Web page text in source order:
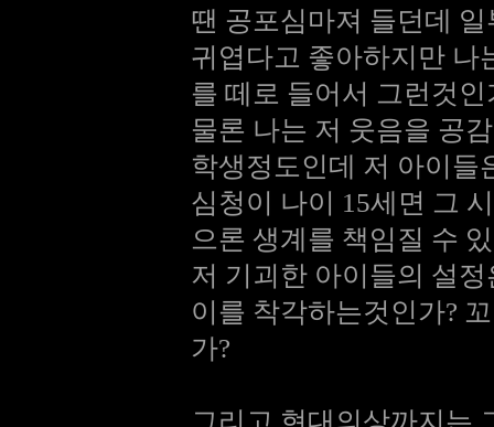
땐 공포심마져 들던데
귀엽다고 좋아하지만 나
를 떼로 들어서 그런것
물론 나는 저 웃음을 공
학생정도인데 저 아이들
심청이 나이 15세면 그
으론 생계를 책임질 수
저 기괴한 아이들의 설
이를 착각하는것인가?
가?
그리고 현대의상까지는